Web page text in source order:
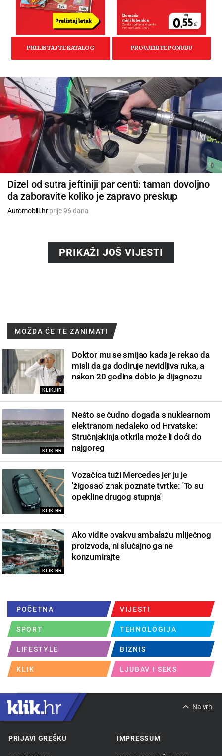
Dizel od sutra jeftiniji par centi: taman dovoljno
da zaboravite koliko je zapravo preskup
Automobili.hrprije 96 dana
PRIKAŽI JOŠ VIJESTI
MOŽDA ĆE TE ZANIMATI
KLIK.HR
Doktor mu se smijao kada je rekao da
misli da ga dodiruje nevidljiva ruka, a
nakon 20 godina dobio je dijagnozu
KLIK.HR
Nešto se čudno događa s nuklearnom
elektranom nedaleko od Hrvatske:
Stručnjakinja otkrila može li doći do
najgoreg
KLIK.HR
Vozačica tuži Mercedes jer ju je
'žigosao' znak poznate tvrtke: 'To su
opekline drugog stupnja'
KLIK.HR
Ako vidite ovakvu ambalažu mliječnog
proizvoda, ni slučajno ga ne
konzumirajte
POČETNA VIJESTI
SPORT TEHNOLOGIJA
LIFESTYLE BIZNIS
KLIK LJUBAV I SEKS
Na vrh
PRIJAVI GREŠKU IMPRESSUM